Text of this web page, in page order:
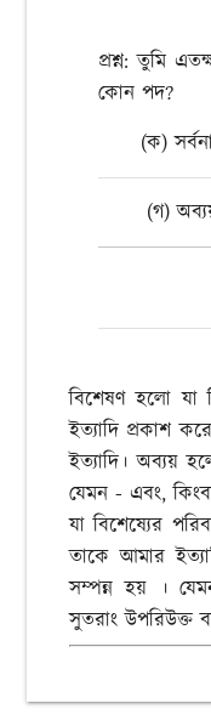
প্রশ্ন: তুমি
কোন পদ?
(ক)
(গ)
বিশেষণ হলো যা
ইত্যাদি প্রকাশ
ইত্যাদি। অব্যয়
যেমন - এবং,
যা বিশেষ্যের
তাকে আমার
সম্পন্ন হয় ।
সুতরাং উপরিউক্ত